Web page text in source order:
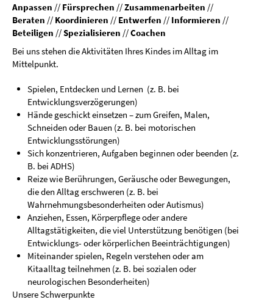
Anpassen // Fürsprechen //Zusammenarbeiten //
Beraten // Koordinieren // Entwerfen // Informieren //
Beteiligen //Spezialisieren //Coachen
Bei uns stehen die Aktivitäten Ihres Kindes im Alltag im
Mittelpunkt.
Spielen, Entdecken und Lernen (z. B. bei
Entwicklungsverzögerungen)
Hände geschickt einsetzen – zum Greifen, Malen,
Schneiden oder Bauen (z. B. bei motorischen
Entwicklungsstörungen)
Sich konzentrieren, Aufgaben beginnen oder beenden (z.
B. bei ADHS)
Reize wie Berührungen, Geräusche oder Bewegungen,
die den Alltag erschweren (z. B. bei
Wahrnehmungsbesonderheiten oder Autismus)
Anziehen, Essen, Körperpflege oder andere
Alltagstätigkeiten, die viel Unterstützung benötigen (bei
Entwicklungs- oder körperlichen Beeinträchtigungen)
Miteinander spielen, Regeln verstehen oder am
Kitaalltag teilnehmen (z. B. bei sozialen oder
neurologischen Besonderheiten)
Unsere Schwerpunkte